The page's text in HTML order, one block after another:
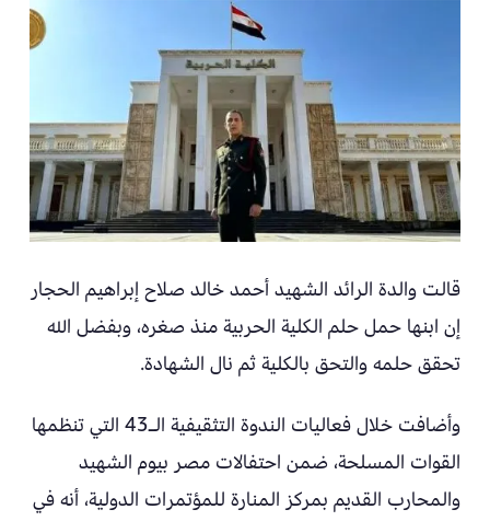
قالت والدة الرائد الشهيد أحمد خالد صلاح إبراهيم الحجار
إن ابنها حمل حلم الكلية الحربية منذ صغره، وبفضل الله
تحقق حلمه والتحق بالكلية ثم نال الشهادة.
وأضافت خلال فعاليات الندوة التثقيفية الـ43 التي تنظمها
القوات المسلحة، ضمن احتفالات مصر بيوم الشهيد
والمحارب القديم بمركز المنارة للمؤتمرات الدولية، أنه في